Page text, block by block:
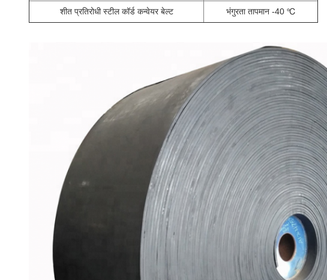
शीत प्रतिरोधी स्टील कॉर्ड कन्वेयर बेल्ट
भंगुरता तापमान -40 ℃